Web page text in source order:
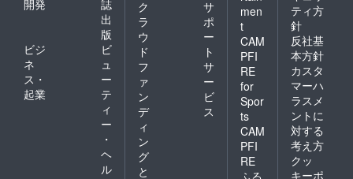
開発
誌
出
版
ビジ
ネ
ス・
起業
ビ
ュ
ー
テ
ィ
ー
・
ヘ
ル
ク
ラ
ウ
ド
フ
ァ
ン
デ
ィ
ン
グ
と
サ
ポ
ー
ト
サ
ー
ビ
ス
men
t
CAM
PFI
RE
for
Spor
ts
CAM
PFI
RE
ふる
ティ方
針
反社基
本方針
カスタ
マーハ
ラスメ
ントに
対する
考え方
クッ
キーポ